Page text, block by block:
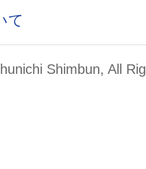
て
Shimbun, All